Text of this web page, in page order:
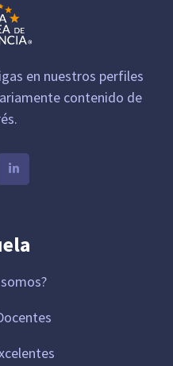
en nuestros perfiles
contenido de